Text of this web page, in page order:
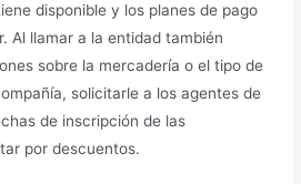
disponible y los planes de pago
Al llamar a la entidad también
sobre la mercadería o el tipo de
solicitarle a los agentes de
de inscripción de las
por descuentos.